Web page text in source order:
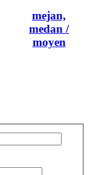
mejan,
medan /
moyen